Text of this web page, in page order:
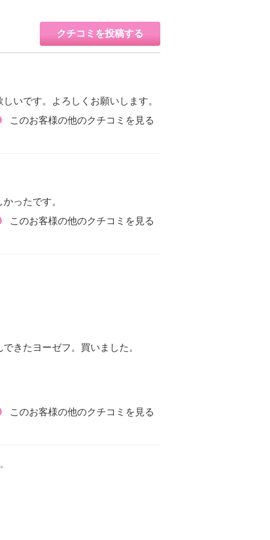
クチコミを投稿する
いです。よろしくお願いします。
このお客様の他のクチコミを見る
ったです。
このお客様の他のクチコミを見る
きたヨーゼフ。買いました。
このお客様の他のクチコミを見る